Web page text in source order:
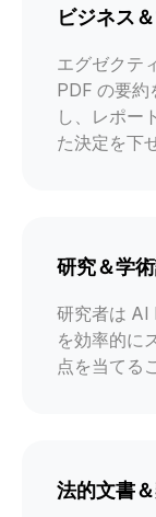
ビジネス
エグゼクテ
PDF の要約
し、レポー
た決定を下
研究＆学
研究者は AI
を効率的に
点を当てる
法的文書